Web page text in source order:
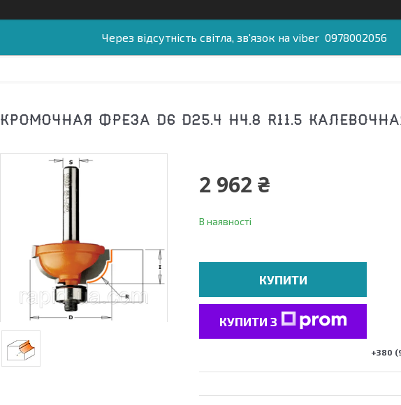
Через відсутність світла, зв'язок на viber 0978002056
КРОМОЧНАЯ ФРЕЗА D6 D25.4 H4.8 R11.5
2 962 ₴
В наявності
КУПИТИ
КУПИТИ З
+380